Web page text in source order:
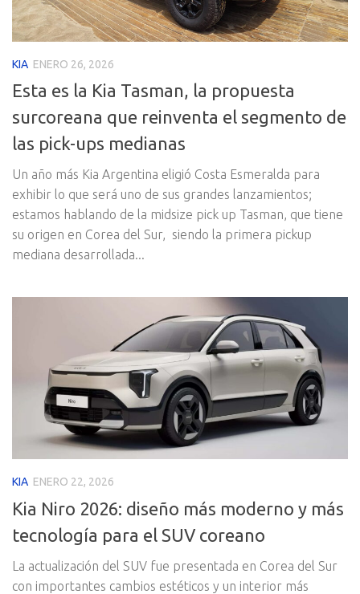
KIA ENERO 26, 2026
Esta es la Kia Tasman, la propuesta
surcoreana que reinventa el segmento de
las pick-ups medianas
Un año más Kia Argentina eligió Costa Esmeralda para
exhibir lo que será uno de sus grandes lanzamientos;
estamos hablando de la midsize pick up Tasman, que tiene
su origen en Corea del Sur, siendo la primera pickup
mediana desarrollada...
KIA ENERO 22, 2026
Kia Niro 2026: diseño más moderno y más
tecnología para el SUV coreano
La actualización del SUV fue presentada en Corea del Sur
con importantes cambios estéticos y un interior más